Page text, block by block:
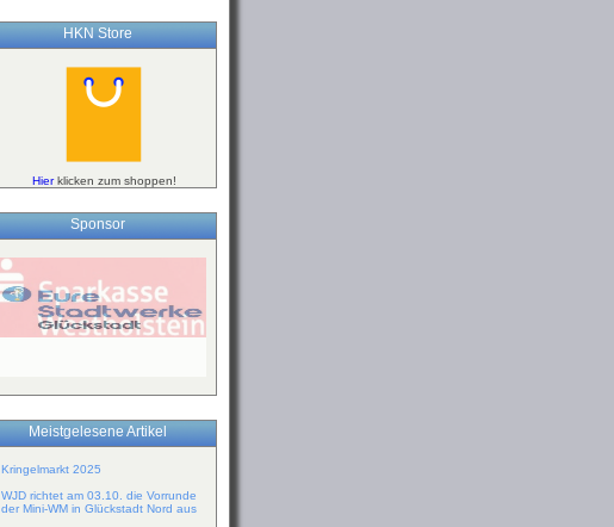
HKN Store
Hierklicken zum shoppen!
Sponsor
Meistgelesene Artikel
Kringelmarkt 2025
WJD richtet am 03.10. die Vorrunde
der Mini-WM in Glückstadt Nord aus